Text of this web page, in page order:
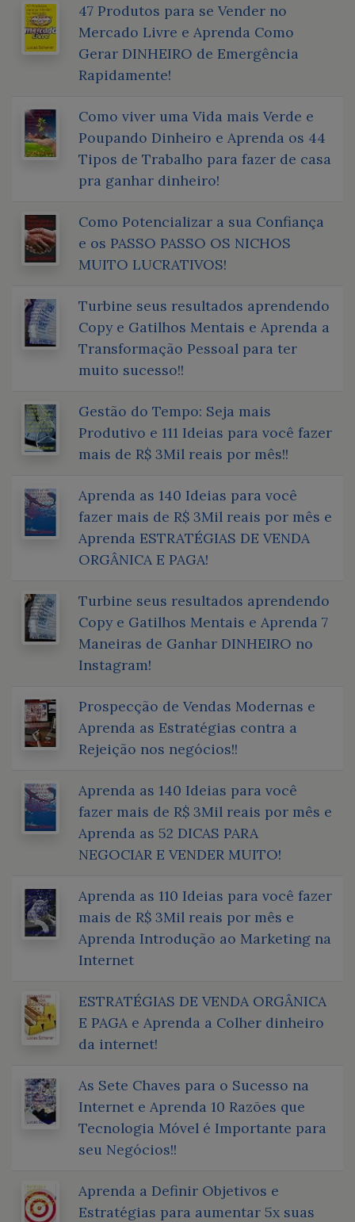
47 Produtos para se Vender no
Mercado Livre e Aprenda Como
Gerar DINHEIRO de Emergência
Rapidamente!
Como viver uma Vida mais Verde e
Poupando Dinheiro e Aprenda os 44
Tipos de Trabalho para fazer de casa
pra ganhar dinheiro!
Como Potencializar a sua Confiança
e os PASSO PASSO OS NICHOS
MUITO LUCRATIVOS!
Turbine seus resultados aprendendo
Copy e Gatilhos Mentais e Aprenda a
Transformação Pessoal para ter
muito sucesso!!
Gestão do Tempo: Seja mais
Produtivo e 111 Ideias para você fazer
mais de R$ 3Mil reais por mês!!
Aprenda as 140 Ideias para você
fazer mais de R$ 3Mil reais por mês e
Aprenda ESTRATÉGIAS DE VENDA
ORGÂNICA E PAGA!
Turbine seus resultados aprendendo
Copy e Gatilhos Mentais e Aprenda 7
Maneiras de Ganhar DINHEIRO no
Instagram!
Prospecção de Vendas Modernas e
Aprenda as Estratégias contra a
Rejeição nos negócios!!
Aprenda as 140 Ideias para você
fazer mais de R$ 3Mil reais por mês e
Aprenda as 52 DICAS PARA
NEGOCIAR E VENDER MUITO!
Aprenda as 110 Ideias para você fazer
mais de R$ 3Mil reais por mês e
Aprenda Introdução ao Marketing na
Internet
ESTRATÉGIAS DE VENDA ORGÂNICA
E PAGA e Aprenda a Colher dinheiro
da internet!
As Sete Chaves para o Sucesso na
Internet e Aprenda 10 Razões que
Tecnologia Móvel é Importante para
seu Negócios!!
Aprenda a Definir Objetivos e
Estratégias para aumentar 5x suas